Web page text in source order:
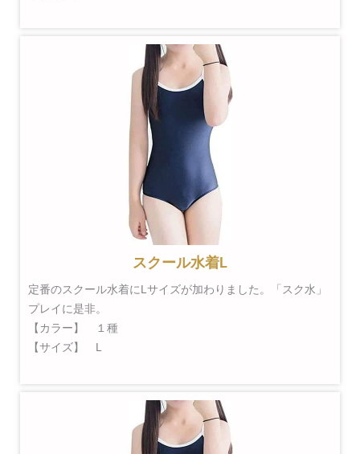
スクール水着L
定番のスクール水着にLサイズが加わりました。「スク水」
プレイに是非。
【カラー】 １種
【サイズ】 L